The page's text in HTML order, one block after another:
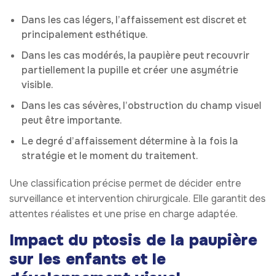
Dans les cas légers, l’affaissement est discret et
principalement esthétique.
Dans les cas modérés, la paupière peut recouvrir
partiellement la pupille et créer une asymétrie
visible.
Dans les cas sévères, l’obstruction du champ visuel
peut être importante.
Le degré d’affaissement détermine à la fois la
stratégie et le moment du traitement.
Une classification précise permet de décider entre
surveillance et intervention chirurgicale. Elle garantit des
attentes réalistes et une prise en charge adaptée.
Impact du ptosis de la paupière
sur les enfants et le